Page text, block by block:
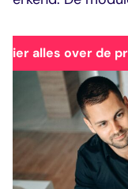
hier alles over de